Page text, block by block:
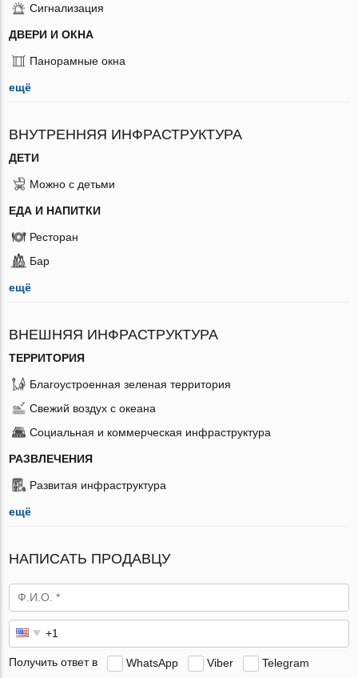
Сигнализация
ДВЕРИ И ОКНА
Панорамные окна
ещё
ВНУТРЕННЯЯ ИНФРАСТРУКТУРА
ДЕТИ
Можно с детьми
ЕДА И НАПИТКИ
Ресторан
Бар
ещё
ВНЕШНЯЯ ИНФРАСТРУКТУРА
ТЕРРИТОРИЯ
Благоустроенная зеленая территория
Свежий воздух с океана
Социальная и коммерческая инфраструктура
РАЗВЛЕЧЕНИЯ
Развитая инфраструктура
ещё
НАПИСАТЬ ПРОДАВЦУ
Получить ответ в WhatsApp Viber Telegram